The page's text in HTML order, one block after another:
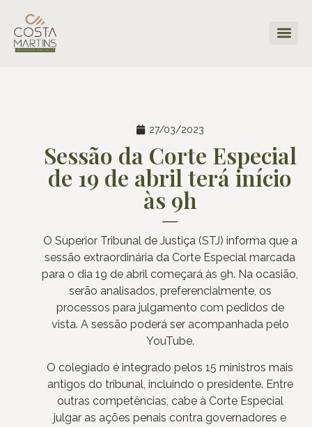
27/03/2023
Sessão da Corte Especial
de 19 de abril terá início
às 9h
O Superior Tribunal de Justiça (STJ) informa que a
sessão extraordinária da Corte Especial marcada
para o dia 19 de abril começará às 9h. Na ocasião,
serão analisados, preferencialmente, os
processos para julgamento com pedidos de
vista. A sessão poderá ser acompanhada pelo
YouTube.
O colegiado é integrado pelos 15 ministros mais
antigos do tribunal, incluindo o presidente. Entre
outras competências, cabe à Corte Especial
julgar as ações penais contra governadores e